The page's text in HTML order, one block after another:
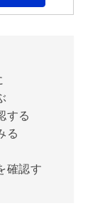
する
る
確認す